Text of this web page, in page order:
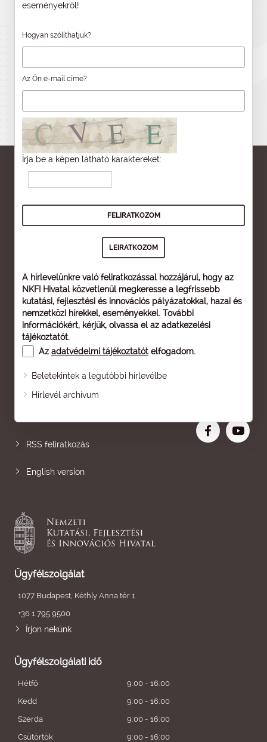
eseményekről!
Hogyan szólíthatjuk?
Az Ön e-mail címe?
Írja be a képen látható karaktereket:
A hírlevelünkre való feliratkozással hozzájárul, hogy az
NKFI Hivatal közvetlenül megkeresse a legfrissebb
kutatási, fejlesztési és innovációs pályázatokkal, hazai és
nemzetközi hírekkel, eseményekkel. További
információkért, kérjük, olvassa el az adatkezelési
tájékoztatót.
Az adatvédelmi tájékoztatót elfogadom.
Beletekintek a legutóbbi hírlevélbe
Hírlevél archívum
Oldaltérkép
RSS feliratkozás
English version
Ügyfélszolgálat
1077 Budapest, Kéthly Anna tér 1.
+36 1 795 9500
Írjon nekünk
Ügyfélszolgálati idő
Hétfő
9:00 - 16:00
Kedd
9:00 - 16:00
Szerda
9:00 - 16:00
Csütörtök
9:00 - 16:00